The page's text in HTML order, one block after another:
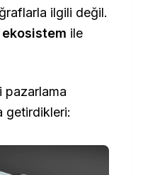
ilgili değil.
ekosistem ile
pazarlama
getirdikleri: